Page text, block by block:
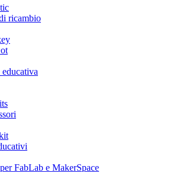
ricambio
FabLab e MakerSpace